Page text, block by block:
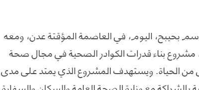
بحيبح، اليوم، في العاصمة المؤقتة عدن، ومعه
بناء قدرات الكوادر الصحية في مجال صحة
من الحياة. ويستهدف المشروع الذي يمتد على مدى